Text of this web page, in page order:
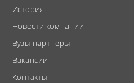
История
Новости компании
Вузы-партнеры
Вакансии
Контакты